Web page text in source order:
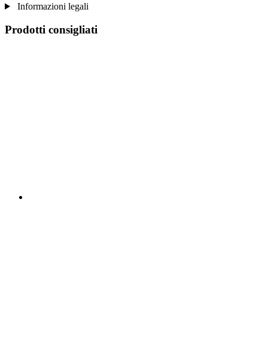
Informazioni legali
Prodotti consigliati